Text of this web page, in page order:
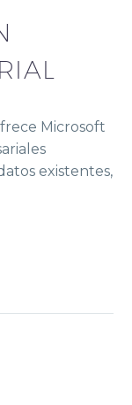
Microsoft
existentes,